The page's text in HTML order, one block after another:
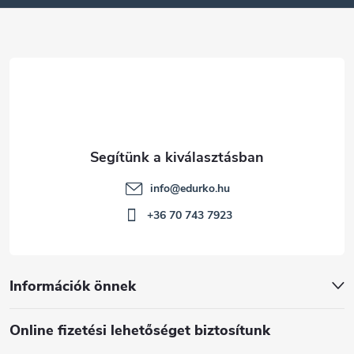
é
Információk önnek
Online fizetési lehetőséget biztosítunk
info@edurko.hu
+36 70 743 7923